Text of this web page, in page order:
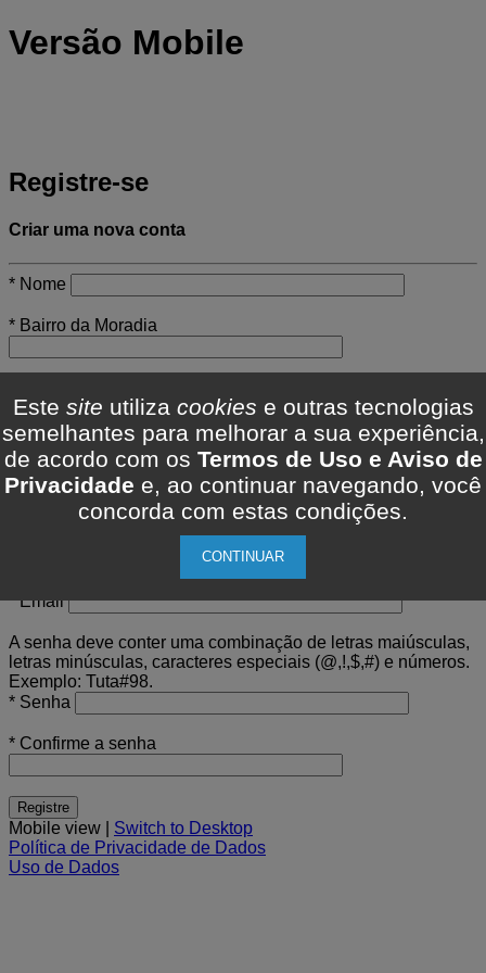
Este site utiliza cookies e outras tecnologias
semelhantes para melhorar a sua experiência,
de acordo com os Termos de Uso e Aviso de
Privacidade e, ao continuar navegando, você
concorda com estas condições.
CONTINUAR
Versão Mobile
Registre-se
Criar uma nova conta
* Nome
* Bairro da Moradia
* Genero:
- * Faixa Etária:
- * Escolaridade:
Fone Fixo:
Fone
RG Nº
⇑ ⇑ ⇑ ⇑ Somente Números
* Email
A senha deve conter uma combinação de letras maiúsculas,
letras minúsculas, caracteres especiais (@,!,$,#) e números.
Exemplo: Tuta#98.
* Senha
* Confirme a senha
Mobile view | Switch to Desktop
Política de Privacidade de Dados
Uso de Dados